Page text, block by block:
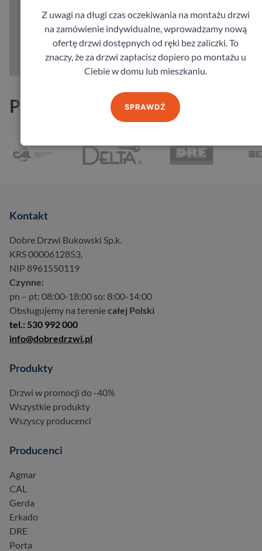
Producenci
Kontakt
Dobre Drzwi Bukowski Sp.k.
KRS 0000612853,
NIP 8961550119
Czynne:
pn – pt: 08:00-18:00 so: 8:00-14:00
Obsługujemy na tereniecałej Polski
tel.: 530 992 000
info@dobredrzwi.pl
Produkty
Drzwi w promocji do -40%
Wszystkie produkty
Wszyscy producenci
Producenci
Agmar
CAL
Gerda
Erkado
DRE
Porta
Z uwagi na długi czas oczekiwania na montażu drzwi
na zamówienie indywidualne, wprowadzamy nową
ofertę drzwi dostępnych od ręki bez zaliczki. To
znaczy, że za drzwi zapłacisz dopiero po montażu u
Ciebie w domu lub mieszkaniu.
SPRAWDŹ